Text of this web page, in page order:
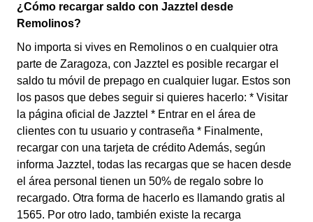
¿Cómo recargar saldo con Jazztel desde
Remolinos?
No importa si vives en Remolinos o en cualquier otra
parte de Zaragoza, con Jazztel es posible recargar el
saldo tu móvil de prepago en cualquier lugar. Estos son
los pasos que debes seguir si quieres hacerlo: * Visitar
la página oficial de Jazztel * Entrar en el área de
clientes con tu usuario y contraseña * Finalmente,
recargar con una tarjeta de crédito Además, según
informa Jazztel, todas las recargas que se hacen desde
el área personal tienen un 50% de regalo sobre lo
recargado. Otra forma de hacerlo es llamando gratis al
1565. Por otro lado, también existe la recarga